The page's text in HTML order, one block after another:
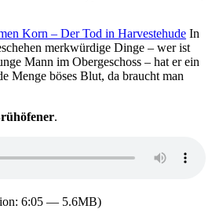
Korn – Der Tod in Harvestehude In
merkwürdige Dinge – wer ist
Mann im Obergeschoss – hat er ein
Menge böses Blut, da braucht man
.
6:05 — 5.6MB)